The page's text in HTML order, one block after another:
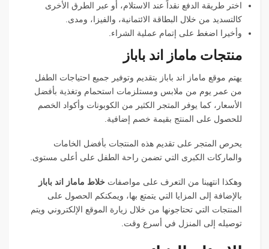
اختر طريقة الدفع نقداً عند الاستلام، أو عبر الطرق الأخرى
كالتسديد من خلال البطاقة الائتمانية، والفيزا، ومدى.
وأخيرا اضغط على إتمام عملية الشراء.
منتجات ماماز اند باباز
يهتم موقع ماماز اند باباز بتقديم وتوفير جميع احتياجات الطفل
من عمر يوم من ملابس ومستلزمات استحمام وتغذية بأفضل
الأسعار، كما يوفر المتجر الكثير من الكوبونات وأكواد الخصم
للحصول على المنتج بقيمة خصم إضافية.
يحرص المتجر على تقديم هذه المنتجات بأفضل الخامات
والماركات الكبرى التي تضمن راحة الطفل على أعلى مستوى.
وهكذا انتهينا من التعرف على مواصفات خلاط ماماز اند باباز
بالإضافة إلى المزايا التي يتمتع بها، ويمكنكم الحصول على
المنتجات التي تحتاجونها من خلال زيارة الموقع الإلكتروني ويتم
توصيله إلى المنزل في أسرع وقت.